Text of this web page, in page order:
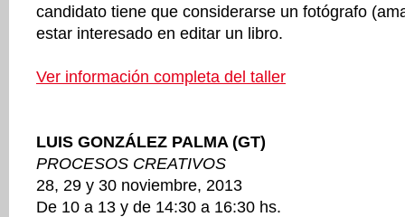
candidato tiene que considerarse un fotógrafo
estar interesado en editar un libro.
Ver información completa del taller
LUIS GONZÁLEZ PALMA (GT)
PROCESOS CREATIVOS
28, 29 y 30 noviembre, 2013
De 10 a 13 y de 14:30 a 16:30 hs.